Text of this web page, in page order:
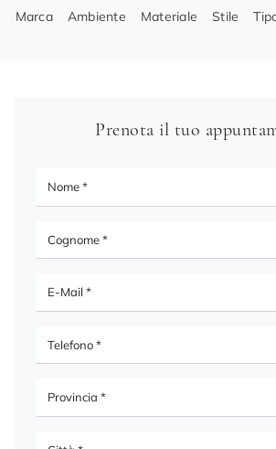
Marca Ambiente Materiale Stile
Prenota il tuo